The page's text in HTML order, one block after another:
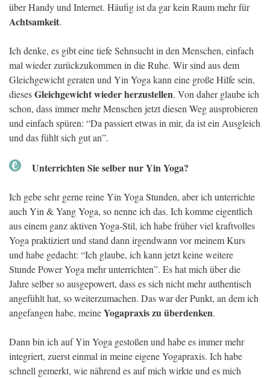
über Handy und Internet. Häufig ist da gar kein Raum mehr für
Achtsamkeit.
Ich denke, es gibt eine tiefe Sehnsucht in den Menschen, einfach
mal wieder zurückzukommen in die Ruhe. Wir sind aus dem
Gleichgewicht geraten und Yin Yoga kann eine große Hilfe sein,
diesesGleichgewicht wieder herzustellen. Von daher glaube ich
schon, dass immer mehr Menschen jetzt diesen Weg ausprobieren
und einfach spüren: “Da passiert etwas in mir, da ist ein Ausgleich
und das fühlt sich gut an”.
Unterrichten Sie selber nur Yin Yoga?
Ich gebe sehr gerne reine Yin Yoga Stunden, aber ich unterrichte
auch Yin & Yang Yoga, so nenne ich das. Ich komme eigentlich
aus einem ganz aktiven Yoga-Stil, ich habe früher viel kraftvolles
Yoga praktiziert und stand dann irgendwann vor meinem Kurs
und habe gedacht: “Ich glaube, ich kann jetzt keine weitere
Stunde Power Yoga mehr unterrichten”. Es hat mich über die
Jahre selber so ausgepowert, dass es sich nicht mehr authentisch
angefühlt hat, so weiterzumachen. Das war der Punkt, an dem ich
angefangen habe, meineYogapraxis zu überdenken.
Dann bin ich auf Yin Yoga gestoßen und habe es immer mehr
integriert, zuerst einmal in meine eigene Yogapraxis. Ich habe
schnell gemerkt, wie nährend es auf mich wirkte und es mich